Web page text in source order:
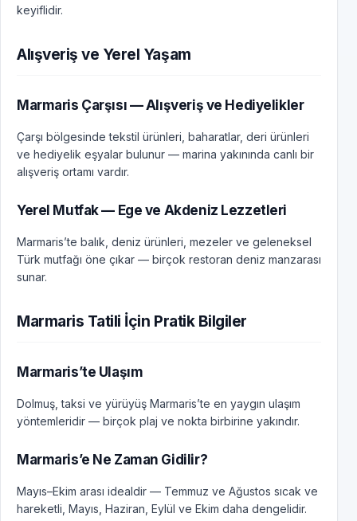
keyiflidir.
Alışveriş ve Yerel Yaşam
Marmaris Çarşısı — Alışveriş ve Hediyelikler
Çarşı bölgesinde tekstil ürünleri, baharatlar, deri ürünleri
ve hediyelik eşyalar bulunur — marina yakınında canlı bir
alışveriş ortamı vardır.
Yerel Mutfak — Ege ve Akdeniz Lezzetleri
Marmaris’te balık, deniz ürünleri, mezeler ve geleneksel
Türk mutfağı öne çıkar — birçok restoran deniz manzarası
sunar.
Marmaris Tatili İçin Pratik Bilgiler
Marmaris’te Ulaşım
Dolmuş, taksi ve yürüyüş Marmaris’te en yaygın ulaşım
yöntemleridir — birçok plaj ve nokta birbirine yakındır.
Marmaris’e Ne Zaman Gidilir?
Mayıs–Ekim arası idealdir — Temmuz ve Ağustos sıcak ve
hareketli, Mayıs, Haziran, Eylül ve Ekim daha dengelidir.